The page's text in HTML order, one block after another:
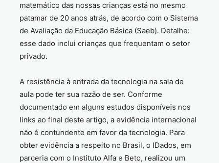
matemático das nossas crianças está no mesmo
patamar de 20 anos atrás, de acordo com o Sistema
de Avaliação da Educação Básica (Saeb). Detalhe:
esse dado inclui crianças que frequentam o setor
privado.
A resistência à entrada da tecnologia na sala de
aula pode ter sua razão de ser. Conforme
documentado em alguns estudos disponíveis nos
links ao final deste artigo, a evidência internacional
não é contundente em favor da tecnologia. Para
obter evidência a respeito no Brasil, o IDados, em
parceria com o Instituto Alfa e Beto, realizou um